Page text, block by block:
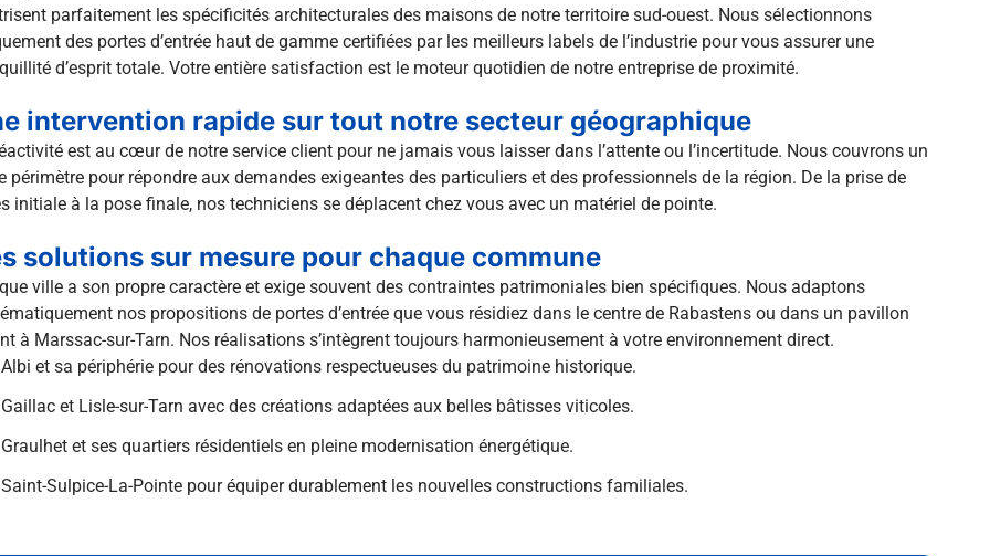
parfaitement les spécificités architecturales des maisons de notre territoire sud-ouest. Nous sélectionnons
des portes d’entrée haut de gamme certifiées par les meilleurs labels de l’industrie pour vous assurer une
d’esprit totale. Votre entière satisfaction est le moteur quotidien de notre entreprise de proximité.
intervention rapide sur tout notre secteur géographique
est au cœur de notre service client pour ne jamais vous laisser dans l’attente ou l’incertitude. Nous couvrons un
périmètre pour répondre aux demandes exigeantes des particuliers et des professionnels de la région. De la prise de
initiale à la pose finale, nos techniciens se déplacent chez vous avec un matériel de pointe.
solutions sur mesure pour chaque commune
ville a son propre caractère et exige souvent des contraintes patrimoniales bien spécifiques. Nous adaptons
nos propositions de portes d’entrée que vous résidiez dans le centre de Rabastens ou dans un pavillon
à Marssac-sur-Tarn. Nos réalisations s’intègrent toujours harmonieusement à votre environnement direct.
Albi et sa périphérie pour des rénovations respectueuses du patrimoine historique.
Gaillac et Lisle-sur-Tarn avec des créations adaptées aux belles bâtisses viticoles.
Graulhet et ses quartiers résidentiels en pleine modernisation énergétique.
Saint-Sulpice-La-Pointe pour équiper durablement les nouvelles constructions familiales.